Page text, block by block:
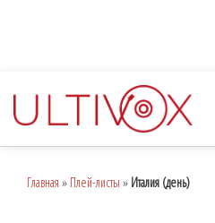
Главная
Главная » Плей-листы » Италия (день)